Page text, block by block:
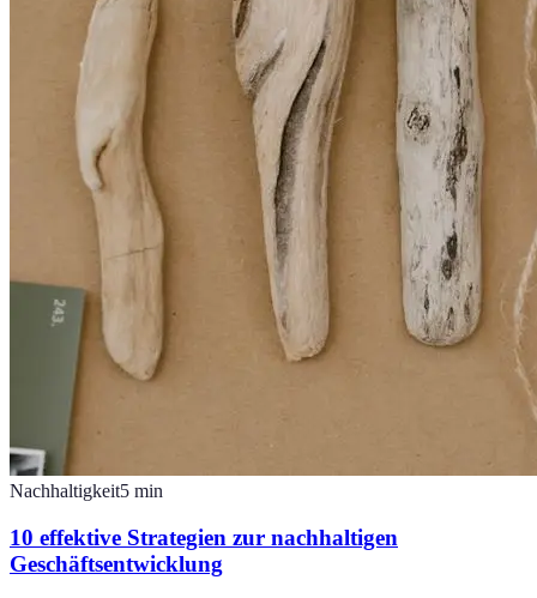
Nachhaltigkeit5 min
10 effektive Strategien zur nachhaltigen
Geschäftsentwicklung